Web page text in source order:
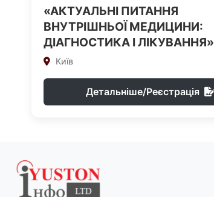
«АКТУАЛЬНІ ПИТАННЯ
ВНУТРІШНЬОЇ МЕДИЦИНИ:
ДІАГНОСТИКА І ЛІКУВАННЯ»
Київ
Детальніше/Реєстрація